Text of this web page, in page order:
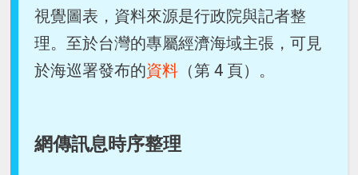
視覺圖表，資料來源是行政院與記者整
理。至於台灣的專屬經濟海域主張，可見
於海巡署發布的資料 （第 4 頁）。
網傳訊息時序整理